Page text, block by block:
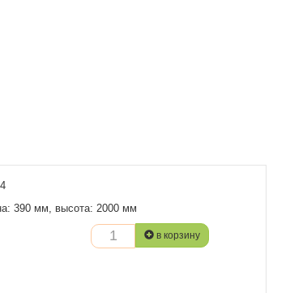
390 мм, высота: 2000 мм
в корзину